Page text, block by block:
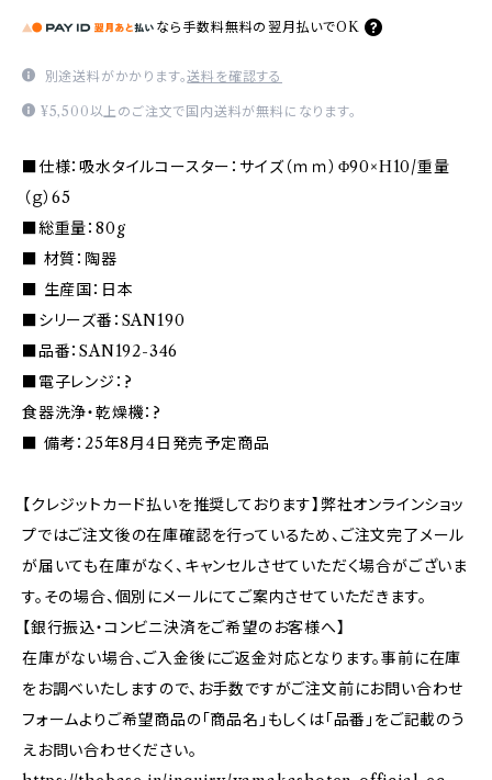
なら 手数料無料の 翌月払いでOK
別途送料がかかります。送料を確認する
¥5,500以上のご注文で国内送料が無料になります。
■仕様：吸水タイルコースター：サイズ（ｍｍ）Φ90×H10/重量
（ｇ）65
■総重量：80g
■ 材質：陶器
■ 生産国：日本
■シリーズ番：SAN190
■品番：SAN192-346
■電子レンジ：?
食器洗浄・乾燥機：?
■ 備考：25年8月4日発売予定商品
【クレジットカード払いを推奨しております】弊社オンラインショッ
プではご注文後の在庫確認を行っているため、ご注文完了メール
が届いても在庫がなく、キャンセルさせていただく場合がございま
す。その場合、個別にメールにてご案内させていただきます。
【銀行振込・コンビニ決済をご希望のお客様へ】
在庫がない場合、ご入金後にご返金対応となります。事前に在庫
をお調べいたしますので、お手数ですがご注文前にお問い合わせ
フォームよりご希望商品の「商品名」もしくは「品番」をご記載のう
えお問い合わせください。